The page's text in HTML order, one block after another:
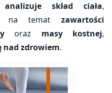
analizuje skład ciała,
na temat zawartości
oraz masy kostnej,
nad zdrowiem.